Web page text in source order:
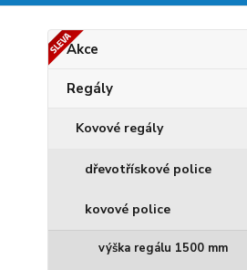
Akce
Regály
Kovové regály
dřevotřískové police
kovové police
výška regálu 1500 mm